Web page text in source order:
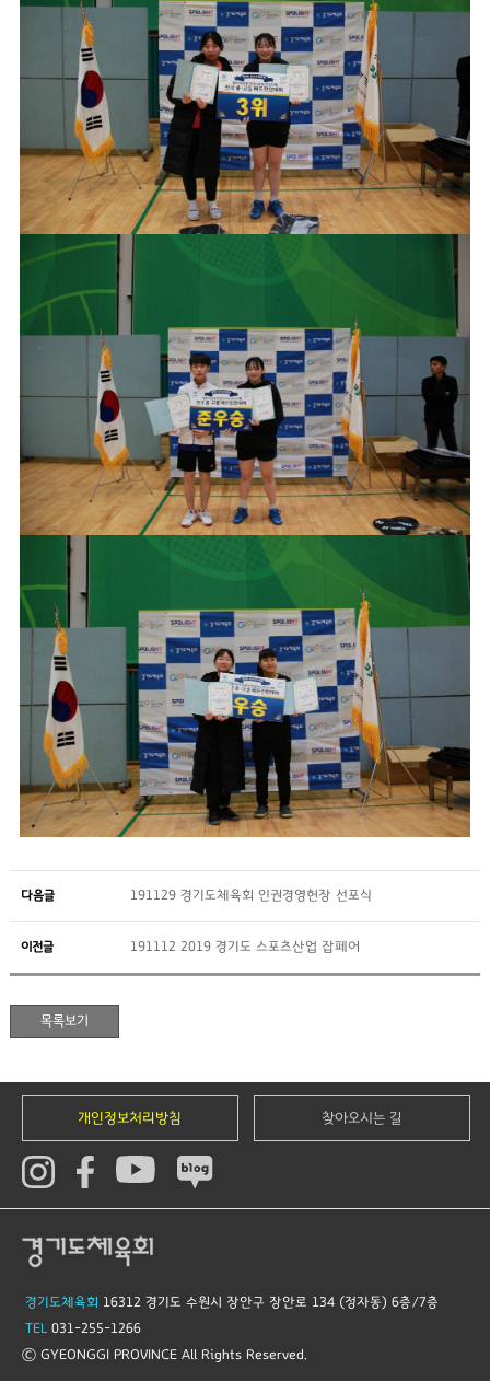
다음글 191129 경기도체육회 인권경영헌장 선포식
이전글 191112 2019 경기도 스포츠산업 잡페어
개인정보처리방침 찾아오시는 길
경기도체육회 16312 경기도 수원시 장안구 장안로 134 (정자동) 6층/7층
TEL 031-255-1266
© GYEONGGI PROVINCE All Rights Reserved.